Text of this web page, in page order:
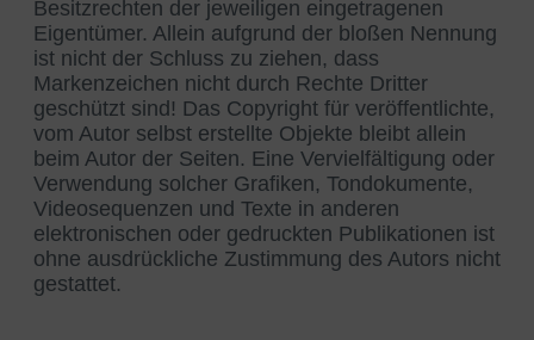
Besitzrechten der jeweiligen eingetragenen
Eigentümer. Allein aufgrund der bloßen Nennung
ist nicht der Schluss zu ziehen, dass
Markenzeichen nicht durch Rechte Dritter
geschützt sind! Das Copyright für veröffentlichte,
vom Autor selbst erstellte Objekte bleibt allein
beim Autor der Seiten. Eine Vervielfältigung oder
Verwendung solcher Grafiken, Tondokumente,
Videosequenzen und Texte in anderen
elektronischen oder gedruckten Publikationen ist
ohne ausdrückliche Zustimmung des Autors nicht
gestattet.